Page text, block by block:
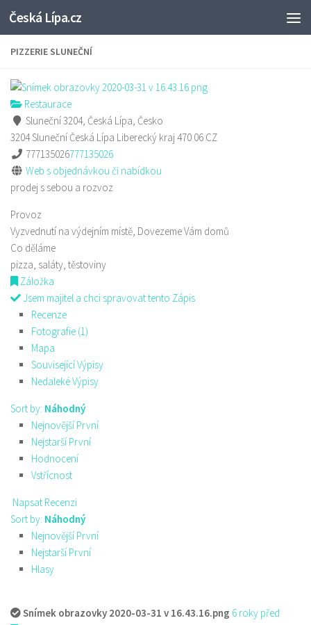
Skip to content
Česká Lípa.cz
PIZZERIE SLUNEČNÍ
Restaurace
Sluneční 3204, Česká Lípa, Česko
3204 Sluneční Česká Lípa Liberecký kraj470 06 CZ
777135026777135026
Web s objednávkou či nabídkou
prodej s sebou a rozvoz
Provoz
Vyzvednutí na výdejním místě, Dovezeme Vám domů
Co děláme
pizza, saláty, těstoviny
Záložka
Jsem majitel a chci spravovat tento Zápis
Recenze
Fotografie (1)
Mapa
Související Výpisy
Nedaleké Výpisy
Sort by: Náhodný
Nejnovější První
Nejstarší První
Hodnocení
Vstřícnost
Napsat Recenzi
Sort by: Náhodný
Nejnovější První
Nejstarší První
Hlasy
Snímek obrazovky 2020-03-31 v 16.43.16.png 6 roky před